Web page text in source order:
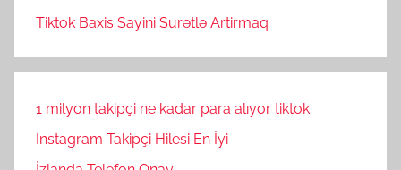
Tiktok Baxis Sayini Surətlə Artirmaq
1 milyon takipçi ne kadar para alıyor tiktok
Instagram Takipçi Hilesi En İyi